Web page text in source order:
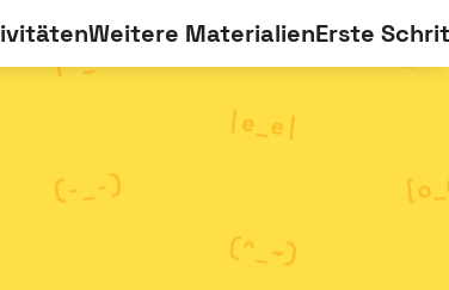
Weitere MaterialienErste